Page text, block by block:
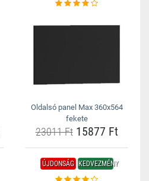
Oldalsó panel Max 360x564
fekete
23011 Ft15877 Ft
ÚJDONSÁG KEDVEZMÉNY